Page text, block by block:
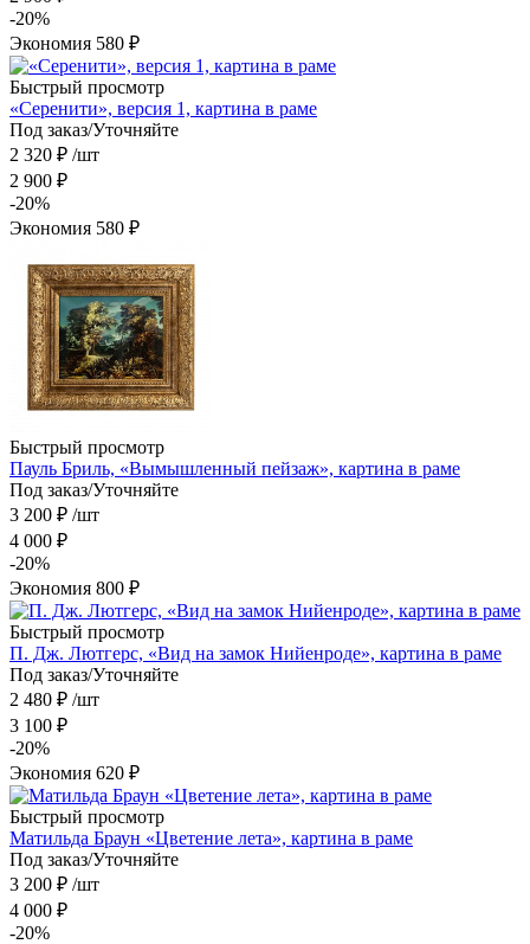
-20%
Экономия 580 ₽
Быстрый просмотр
«Серенити», версия 1, картина в раме
Под заказ/Уточняйте
2 320 ₽ /шт
2 900 ₽
-20%
Экономия 580 ₽
Быстрый просмотр
Пауль Бриль, «Вымышленный пейзаж», картина в раме
Под заказ/Уточняйте
3 200 ₽ /шт
4 000 ₽
-20%
Экономия 800 ₽
Быстрый просмотр
П. Дж. Лютгерс, «Вид на замок Нийенроде», картина в раме
Под заказ/Уточняйте
2 480 ₽ /шт
3 100 ₽
-20%
Экономия 620 ₽
Быстрый просмотр
Матильда Браун «Цветение лета», картина в раме
Под заказ/Уточняйте
3 200 ₽ /шт
4 000 ₽
-20%